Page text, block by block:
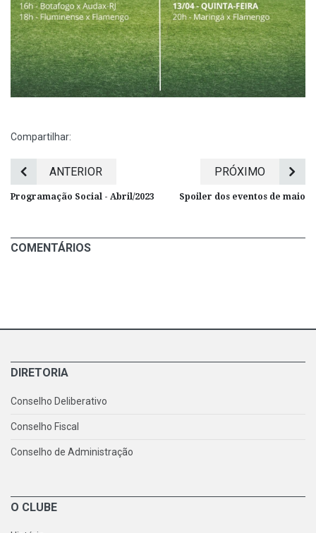
Compartilhar:
ANTERIOR
Programação Social - Abril/2023
PRÓXIMO
Spoiler dos eventos de maio
COMENTÁRIOS
DIRETORIA
Conselho Deliberativo
Conselho Fiscal
Conselho de Administração
O CLUBE